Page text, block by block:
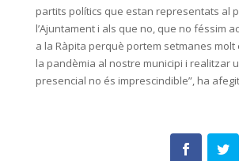
partits polítics que estan representats al
l’Ajuntament i als que no, que no féssim
a la Ràpita perquè portem setmanes molt
la pandèmia al nostre municipi i realitzar
presencial no és imprescindible”, ha